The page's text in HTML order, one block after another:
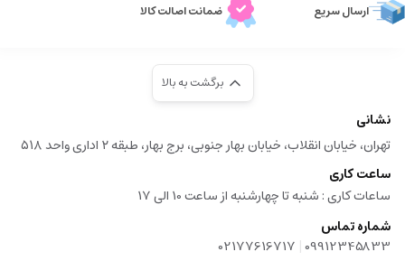
ارسال سریع ضمانت اصالت کالا
برگشت به بالا
نشانی
تهران، خیابان انقلاب، خیابان بهار جنوبی، برج بهار، طبقه ۲ اداری واحد ۵۱۸
ساعت کاری
ساعات کاری :‌ شنبه تا چهارشنبه از ساعت 10 الی 17
شماره تماس
09912345833
|
02177616717